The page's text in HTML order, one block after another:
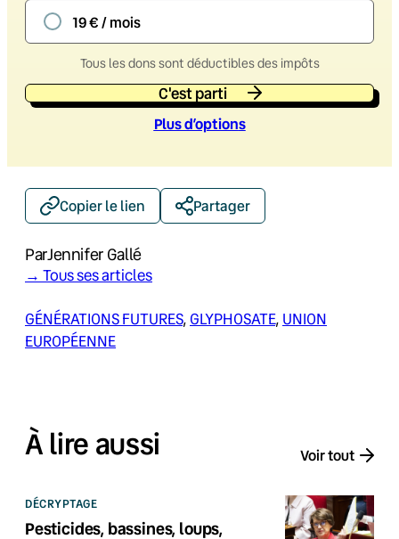
19 € / mois
Tous les dons sont déductibles des impôts
C'est parti
Plus d’options
Copier le lien Partager
ParJennifer Gallé
→ Tous ses articles
GÉNÉRATIONS FUTURES, GLYPHOSATE, UNION
EUROPÉENNE
À lire aussi Voir tout
DÉCRYPTAGE
Pesticides, bassines, loups,